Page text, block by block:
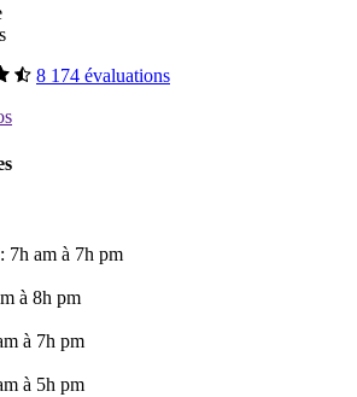
8 174 évaluations
7h am à 7h pm
à 8h pm
à 7h pm
à 5h pm